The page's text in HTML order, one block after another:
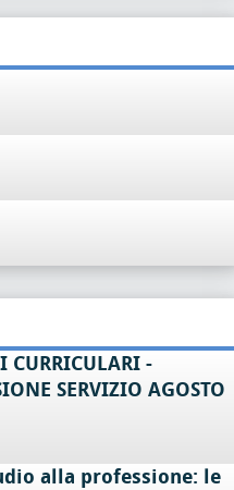
CURRICULARI -
SERVIZIO AGOSTO
alla professione: le